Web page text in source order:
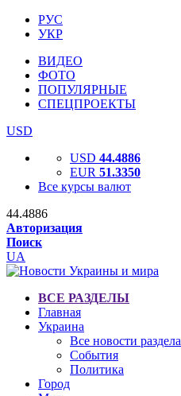
РУС
УКР
ВИДЕО
ФОТО
ПОПУЛЯРНЫЕ
СПЕЦПРОЕКТЫ
USD
USD 44.4886
EUR 51.3350
Все курсы валют
44.4886
Авторизация
Поиск
UA
ВСЕ РАЗДЕЛЫ
Главная
Украина
Все новости раздела
События
Политика
Город